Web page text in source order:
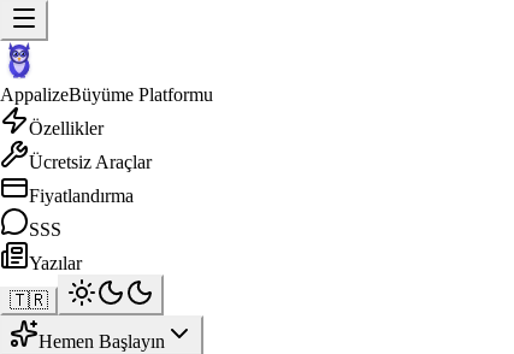
AppalizeBüyüme Platformu
Özellikler
Ücretsiz Araçlar
Fiyatlandırma
SSS
Yazılar
🇹🇷
Hemen Başlayın